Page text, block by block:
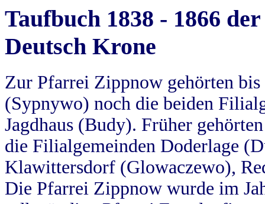
Taufbuch 1838 - 1866
Deutsch Krone
Zur Pfarrei Zippnow gehörten
(Sypnywo) noch die beiden
Jagdhaus (Budy). Früher
die Filialgemeinden Doderlage
Klawittersdorf (Glowaczewo),
Die Pfarrei Zippnow wurde im